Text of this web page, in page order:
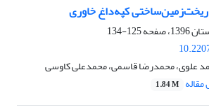
کپه‌داغ خاوری
125-134
علوی، محمدرضا قاسمی، محمدعلی کاوسی
1.84 M